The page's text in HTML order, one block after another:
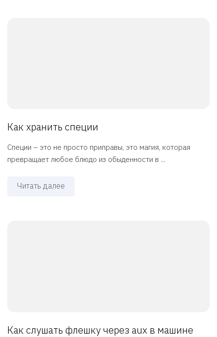
Как хранить специи
Специи – это не просто приправы, это магия, которая
превращает любое блюдо из обыденности в ...
Читать далее
Как слушать флешку через aux в машине